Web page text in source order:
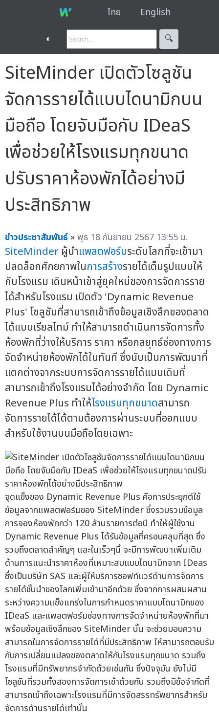
ไทย English
◐ 🔍︎
SiteMinder เปิดตัวโซลูชัน
จัดการรายได้แบบไดนามิกบน
มือถือ โดยจับมือกับ IDeaS
เพื่อช่วยให้โรงแรมทุกขนาด
ปรับราคาห้องพักได้อย่างมี
ประสิทธิภาพ
ข่าวประชาสัมพันธ์ »พุธ 18 กันยายน 2567 13:55 น.
SiteMinder ผู้นำแพลตฟอร์มระดับโลกที่จะเข้ามา
ปลดล็อกศักยภาพในการสร้างรายได้เต็มรูปแบบให้
กับโรงแรม เดินหน้าเข้าสู่ยุคใหม่ของการจัดการราย
ได้สำหรับโรงแรม เปิดตัว 'Dynamic Revenue
Plus' โซลูชันที่สามารถเข้าถึงข้อมูลเชิงลึกของตลาด
ได้แบบเรียลไทม์ ทำให้สามารถดำเนินการจัดการทั้ง
ห้องพักที่ว่างให้บริการ ราคา หรือกลยุทธ์ช่องทางการ
จัดจำหน่ายห้องพักได้ในทันที ซึ่งนับเป็นการพัฒนาที่
แตกต่างจากระบบการจัดการรายได้แบบเดิมที่
สามารถเข้าถึงโรงแรมได้อย่างจำกัด โดย Dynamic
Revenue Plus ทำให้โรงแรมทุกขนาดสามารถ
จัดการรายได้ได้ตามต้องการผ่านระบบที่ออกแบบ
สำหรับใช้งานบนมือถือโดยเฉพาะ
จุดแข็งของ Dynamic Revenue Plus คือการประยุกต์ใช้
ข้อมูลจากแพลตฟอร์มของ SiteMinder ซึ่งรวบรวมข้อมูล
การจองห้องพักกว่า 120 ล้านรายการต่อปี ทำให้ผู้ใช้งาน
Dynamic Revenue Plus ได้รับข้อมูลที่ครอบคลุมที่สุด ซึ่ง
รวมถึงตลาดสำคัญๆ และในเร็วๆนี้ จะมีการพัฒนาเพิ่มเติม
ด้านการแนะนำราคาห้องที่เหมาะสมแบบไดนามิกจาก IDeas
ซึ่งเป็นบริษัท SAS และผู้ให้บริการซอฟท์แวร์ด้านการจัดการ
รายได้ชั้นนำของโลกเพิ่มเข้ามาอีกด้วย ซึ่งจากการผสมผสาน
ระหว่างความแข็งแกร่งในการกำหนดราคาแบบไดนามิกของ
IDeaS และแพลตฟอร์มช่องทางการจัดจำหน่ายห้องพักที่มา
พร้อมข้อมูลเชิงลึกของ SiteMinder นั้น จะช่วยมอบความ
สามารถในการจัดการรายได้ที่มีประสิทธิภาพ ให้สามารถตอบรับ
กับการเปลี่ยนแปลงของตลาดให้กับโรงแรมทุกขนาด รวมถึง
โรงแรมที่มีทรัพยากรจำกัดด้วยเช่นกัน ซึ่งปัจจุบัน ยังไม่มี
โซลูชันที่รวมทั้งสองการจัดการเข้าด้วยกัน รวมถึงมีข้อจำกัดที่
สามารถเข้าถึงเฉพาะโรงแรมที่มีการจัดสรรทรัพยากรสำหรับ
จัดการด้านรายได้เท่านั้น